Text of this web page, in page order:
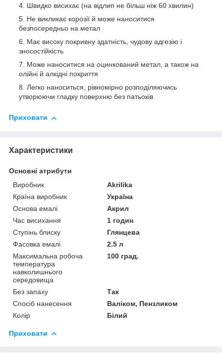
Швидко висихає (на відлип не більш ніж 60 хвилин)
Не викликає корозії й може наноситися
безпосередньо на метал
Має високу покривну здатність, чудову адгезію і
зносостійкість
Може наноситися на оцинкований метал, а також на
олійні й алкідні покриття
Легко наноситься, рівномірно розподіляючись
утворюючи гладку поверхню без патьоків
Приховати
Характеристики
Основні атрибути
Виробник
Akrilika
Країна виробник
Україна
Основа емалі
Акрил
Час висихання
1 годин
Ступінь блиску
Глянцева
Фасовка емалі
2.5 л
Максимальна робоча
температура
навколишнього
середовища
100 град.
Без запаху
Так
Спосіб нанесення
Валіком, Пензликом
Колір
Білий
Приховати